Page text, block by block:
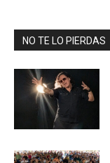
NO TE LO PIERDAS